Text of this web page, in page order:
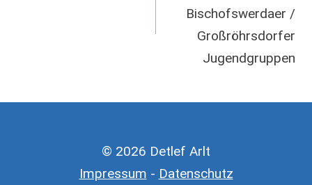
Bischofswerdaer /
Großröhrsdorfer
Jugendgruppen
© 2026 Detlef Arlt
Impressum - Datenschutz